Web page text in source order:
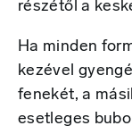
részétől a
Ha minden
kezével
fenekét, a
esetleges